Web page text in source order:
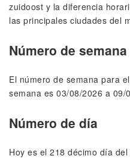
zuidoost y la diferencia
las principales ciudades del
Número de semana
El número de semana para
semana es 03/08/2026 a 09/
Número de día
Hoy es el 218 décimo día